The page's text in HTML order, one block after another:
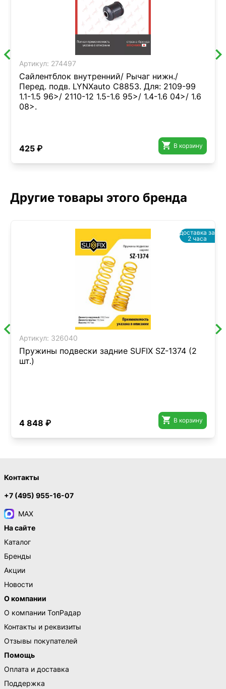
Артикул: 274497
Сайлентблок внутренний/ Рычаг нижн./
Перед. подв. LYNXauto C8853. Для: 2109-99
1.1-1.5 96>/ 2110-12 1.5-1.6 95>/ 1.4-1.6 04>/ 1.6
08>.
425 ₽  В корзину
Другие товары этого бренда
Артикул: 326040
Пружины подвески задние SUFIX SZ-1374 (2
шт.)
4 848 ₽  В корзину
доставка за
2 часа
Контакты
+7 (495) 955-16-07
MAX
На сайте
Каталог
Бренды
Акции
Новости
О компании
О компании ТопРадар
Контакты и реквизиты
Отзывы покупателей
Помощь
Оплата и доставка
Поддержка